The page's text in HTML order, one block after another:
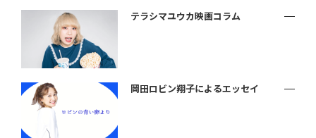
テラシマユウカ映画コラム
岡田ロビン翔子によるエッセイ